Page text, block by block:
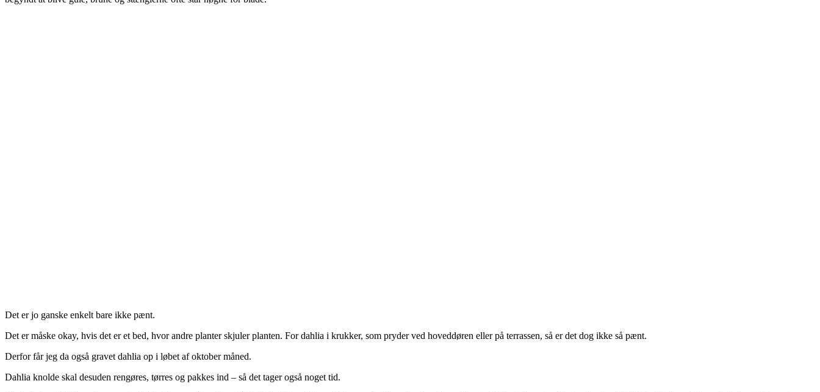
Det er jo ganske enkelt bare ikke pænt.
Det er måske okay, hvis det er et bed, hvor andre planter skjuler planten. For dahlia i krukker, som pryder ved hoveddøren eller på terrassen, så er det dog ikke så pænt.
Derfor får jeg da også gravet dahlia op i løbet af oktober måned.
Dahlia knolde skal desuden rengøres, tørres og pakkes ind – så det tager også noget tid.